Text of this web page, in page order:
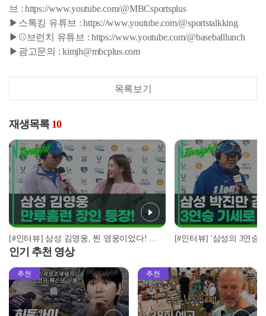
브 : https://www.youtube.com/@MBCsportsplus
▶스톡킹 유튜브 : https://www.youtube.com/@sportstalkking
▶⚾브런치 유튜브 : https://www.youtube.com/@baseballlunch
▶광고문의 : kimjh@mbcplus.com
목록보기
재생목록 10
[#인터뷰] 삼성 김영웅, 찐 영웅이었다! 통산 두 번째 만루홈런 폭발 I #베이스볼투나잇 2025.03.25
인기 추천 영상
추천 추천